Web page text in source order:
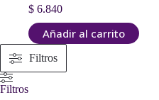
$ 6.840
Añadir al carrito
Filtros
Filtros